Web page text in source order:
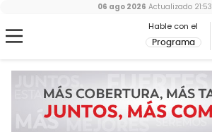
Hable con el
Programa
06 ago 2026 Actualizado 21:53